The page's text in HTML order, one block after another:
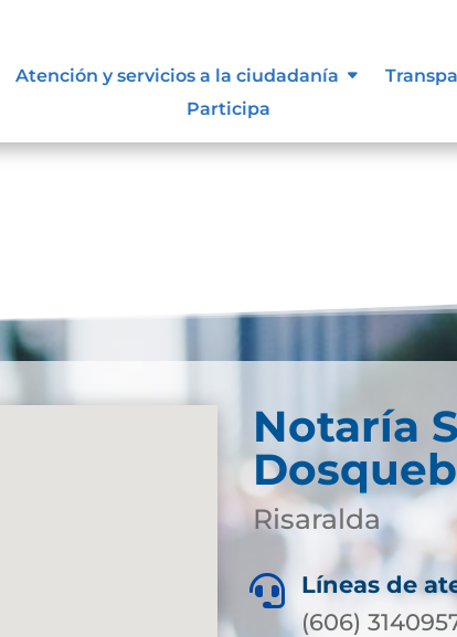
Atención y servicios a la ciudadanía
Participa
Try refining your search, or use the
Notaría
Risaralda

Líneas de
(606)